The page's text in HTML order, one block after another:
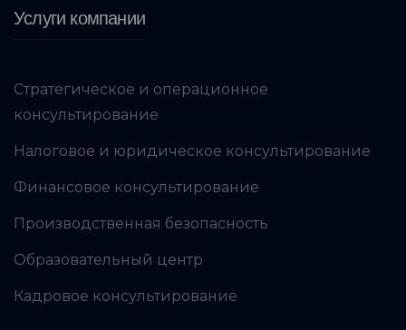
Услуги компании
Стратегическое и операционное
консультирование
Налоговое и юридическое консультирование
Финансовое консультирование
Производственная безопасность
Образовательный центр
Кадровое консультирование